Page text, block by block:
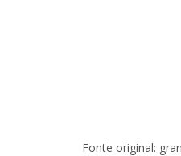
Fonte original: